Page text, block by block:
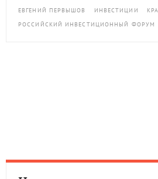
ЕВГЕНИЙ ПЕРВЫШОВ ИНВЕСТИЦИИ
РОССИЙСКИЙ ИНВЕСТИЦИОННЫЙ ФОРУМ